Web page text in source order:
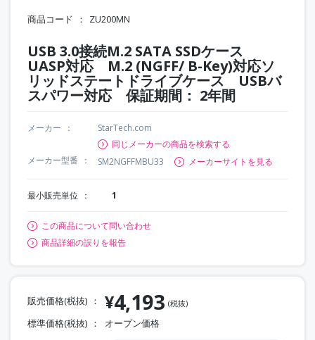
商品コード ZU200MN
USB 3.0接続M.2 SATA SSDケース
UASP対応 M.2 (NGFF/ B-Key)対応ソ
リッドステートドライブケース USBバ
スパワー対応 保証期間： 2年間
メーカー
StarTech.com
同じメーカーの商品を検索する
メーカー型番
SM2NGFFMBU33 メーカーサイトを見る
最小販売単位 1
この商品について問い合わせ
商品詳細の誤りを報告
販売価格(税抜) ¥4,193 (税抜)
標準価格(税抜) オープン価格